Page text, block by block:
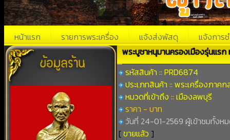
หน้าแรก รายการพระเครื่อง แจ้งส่งพัสดุ แจ้งการช
พระบูชาหนุมานครองเมืองรุ่นแร
รหัสสินค้า :: PRD6874
ประเภทสินค้า :: พระเครื่องภาคก
หมวดที่เข้าถึง :: เมืองลพบุรี
ราคา - บาท
วันที่ 24-01-2569 ผู้เข้าชมทั้งห
[ขายแล้ว ]